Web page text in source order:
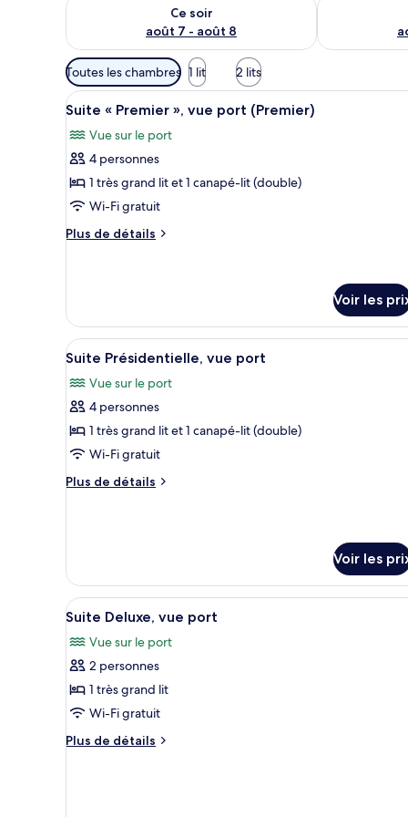
Ce soir
août 7 - août 8
Filtres
disponibles
pour
chambres
Toutes les chambres 1 lit 2 lits
Afficher
toutes
les
photos
pour
ce
type
de
Premier
»,
port
(Premier)
Suite « Premier », vue port
2
Suite « Premier », vue port (Premier)
Vue sur le port
4 personnes
1 très grand lit et 1 canapé-lit (double)
Wi-Fi gratuit
Plus de détails
Plus
type
de
chambre
Suite
«
Premier
»,
vue
port
(Premier)
Voir les
Afficher
toutes
les
photos
pour
ce
type
de
vue
port
Literie de qualité supérieure,
3
Suite Présidentielle, vue port
Vue sur le port
4 personnes
1 très grand lit et 1 canapé-lit (double)
Wi-Fi gratuit
Plus de détails
Plus
de
chambre
Suite
Présidentielle,
vue
port
Voir les
Afficher
toutes
les
photos
pour
ce
type
de
Literie de qualité supérieure,
4
Suite Deluxe, vue port
Vue sur le port
2 personnes
1 très grand lit
Wi-Fi gratuit
Plus de détails
Plus